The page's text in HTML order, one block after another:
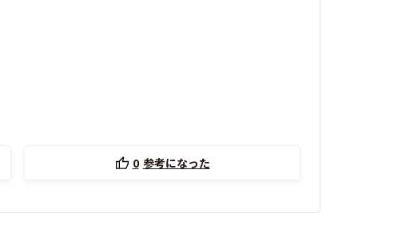
0 参考になった